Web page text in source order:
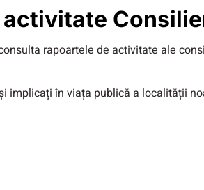
activitate
rapoartele de activitate ale
implicați în viața publică a localității